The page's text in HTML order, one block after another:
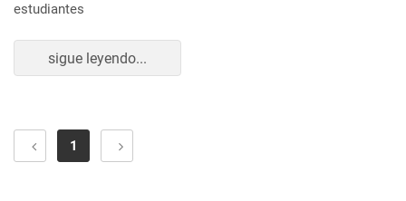
estudiantes
sigue leyendo...
1